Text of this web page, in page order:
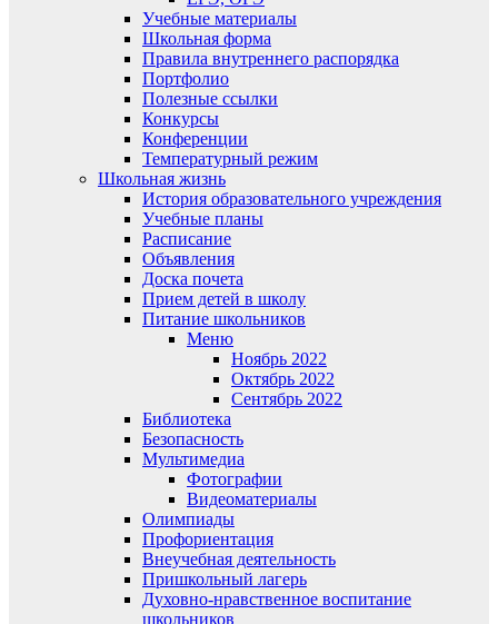
Учебные материалы
Школьная форма
Правила внутреннего распорядка
Портфолио
Полезные ссылки
Конкурсы
Конференции
Температурный режим
Школьная жизнь
История образовательного учреждения
Учебные планы
Расписание
Объявления
Доска почета
Прием детей в школу
Питание школьников
Меню
Ноябрь 2022
Октябрь 2022
Сентябрь 2022
Библиотека
Безопасность
Мультимедиа
Фотографии
Видеоматериалы
Олимпиады
Профориентация
Внеучебная деятельность
Пришкольный лагерь
Духовно-нравственное воспитание
школьников